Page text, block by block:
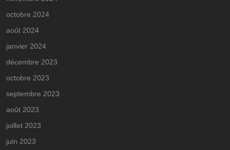
octobre 2024
août 2024
janvier 2024
décembre 2023
octobre 2023
septembre 2023
août 2023
juillet 2023
juin 2023